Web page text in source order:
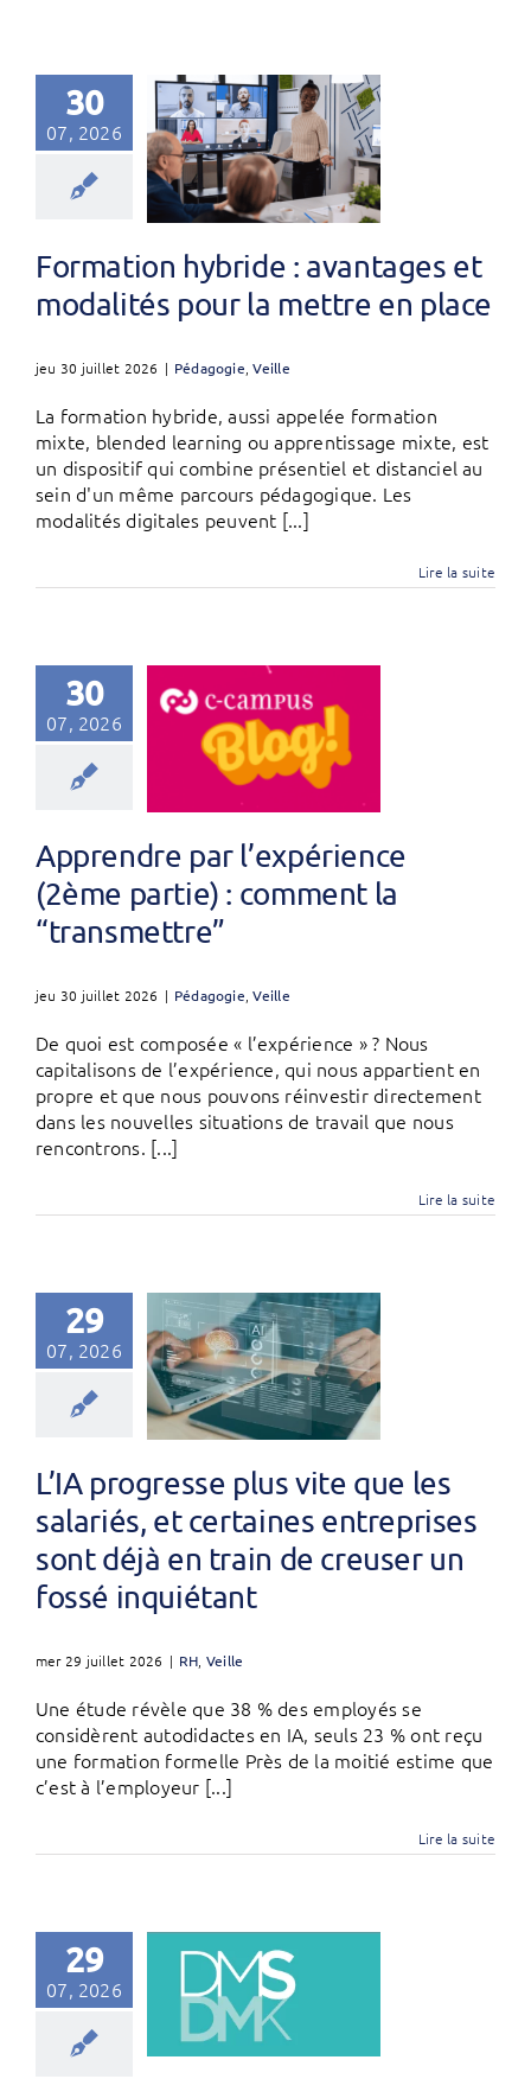
30
07, 2026
Formation hybride : avantages et
modalités pour la mettre en place
jeu 30 juillet 2026 | Pédagogie ,Veille
La formation hybride, aussi appelée formation
mixte, blended learning ou apprentissage mixte, est
un dispositif qui combine présentiel et distanciel au
sein d'un même parcours pédagogique. Les
modalités digitales peuvent [...]
Lire la suite
30
07, 2026
Apprendre par l’expérience
(2ème partie) : comment la
“transmettre”
jeu 30 juillet 2026 | Pédagogie ,Veille
De quoi est composée « l’expérience » ? Nous
capitalisons de l’expérience, qui nous appartient en
propre et que nous pouvons réinvestir directement
dans les nouvelles situations de travail que nous
rencontrons. [...]
Lire la suite
29
07, 2026
L’IA progresse plus vite que les
salariés, et certaines entreprises
sont déjà en train de creuser un
fossé inquiétant
mer 29 juillet 2026 | RH Veille
Une étude révèle que 38 % des employés se
considèrent autodidactes en IA, seuls 23 % ont reçu
une formation formelle Près de la moitié estime que
c’est à l’employeur [...]
Lire la suite
29
07, 2026